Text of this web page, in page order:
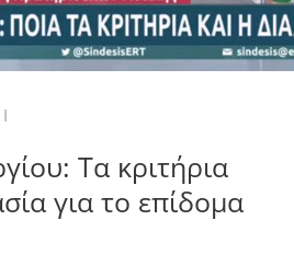
I
Τα κριτήρια
για το επίδομα